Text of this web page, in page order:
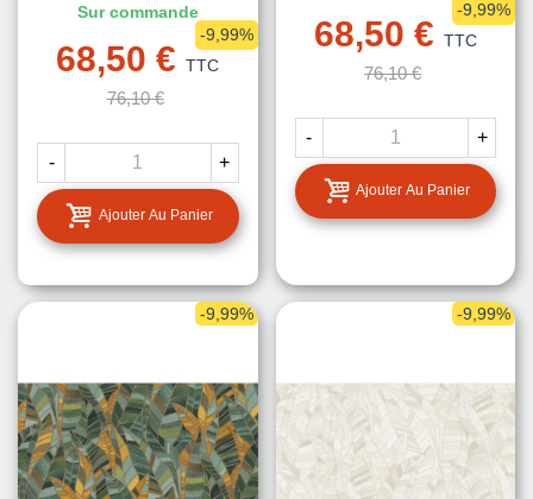
Sur commande
68,50 € TTC
76,10 €
-9,99%
- +
Ajouter Au Panier
68,50 € TTC
76,10 €
-9,99%
- +
Ajouter Au Panier
-9,99% -9,99%